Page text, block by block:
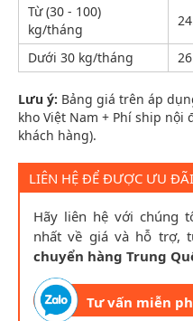
Từ (30 - 100)
kg/tháng
Dưới 30 kg/tháng
Lưu ý: Bảng giá trên áp
kho Việt Nam + Phí ship nội
khách hàng).
LIÊN HỆ ĐỂ ĐƯỢC ƯU
Hãy liên hệ với chúng
nhất về giá và hỗ trợ,
chuyển hàng Trung
Tư vấn miễn